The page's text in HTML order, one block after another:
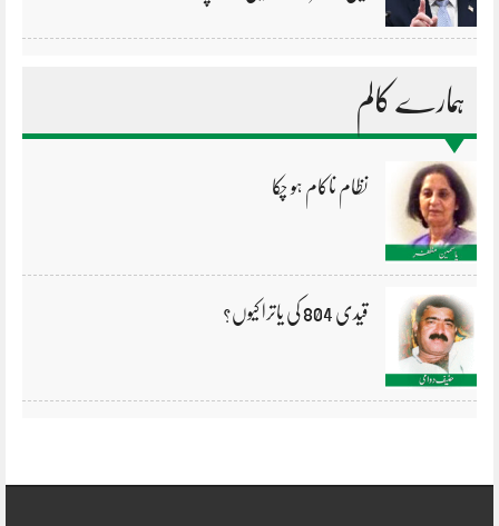
ہمارے کالم
نظام ناکام ہو چکا
قیدی 804 کی یاترا کیوں؟